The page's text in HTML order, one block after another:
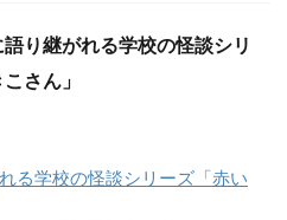
り継がれる学校の怪談シリ
さん」
る学校の怪談シリーズ「赤い